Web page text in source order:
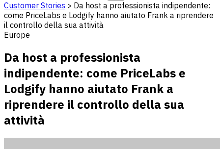
Customer Stories > Da host a professionista indipendente:
come PriceLabs e Lodgify hanno aiutato Frank a riprendere
il controllo della sua attività
Europe
Da host a professionista
indipendente: come PriceLabs e
Lodgify hanno aiutato Frank a
riprendere il controllo della sua
attività